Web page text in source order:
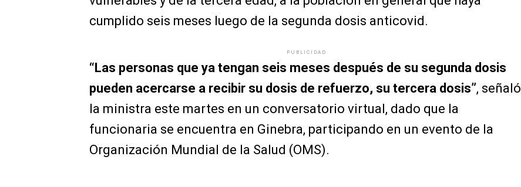
cumplido seis meses luego de la segunda dosis anticovid.
PUBLICIDAD
“Las personas que ya tengan seis meses después de su segunda dosis
pueden acercarse a recibir su dosis de refuerzo, su tercera dosis”, señaló
la ministra este martes en un conversatorio virtual, dado que la
funcionaria se encuentra en Ginebra, participando en un evento de la
Organización Mundial de la Salud (OMS).